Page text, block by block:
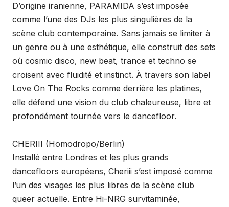
D’origine iranienne, PARAMIDA s’est imposée
comme l’une des DJs les plus singulières de la
scène club contemporaine. Sans jamais se limiter à
un genre ou à une esthétique, elle construit des sets
où cosmic disco, new beat, trance et techno se
croisent avec fluidité et instinct. À travers son label
Love On The Rocks comme derrière les platines,
elle défend une vision du club chaleureuse, libre et
profondément tournée vers le dancefloor.
CHERIII (Homodropo/Berlin)
Installé entre Londres et les plus grands
dancefloors européens, Cheriii s’est imposé comme
l’un des visages les plus libres de la scène club
queer actuelle. Entre Hi-NRG survitaminée,